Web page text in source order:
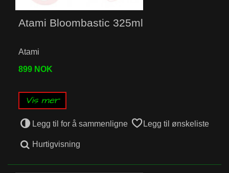
Atami Bloombastic 325ml
Atami
899 NOK
Vis mer
Legg til for å sammenligne Legg til ønskeliste
Hurtigvisning